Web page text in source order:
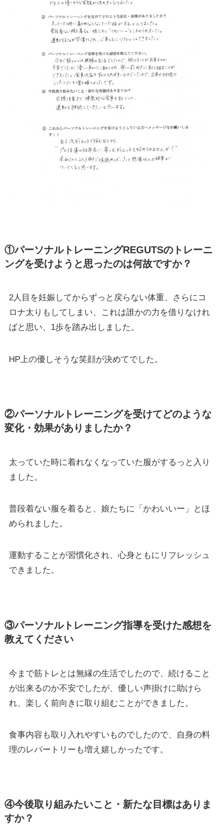
①パーソナルトレーニングREGUTSのトレーニ
ングを受けようと思ったのは何故ですか？
2人目を妊娠してからずっと戻らない体重、さらにコ
ロナ太りもしてしまい、これは誰かの力を借りなけれ
ばと思い、1歩を踏み出しました。
HP上の優しそうな笑顔が決めてでした。
②パーソナルトレーニングを受けてどのような
変化・効果がありましたか？
太っていた時に着れなくなっていた服がするっと入り
ました。
普段着ない服を着ると、娘たちに「かわいいー」とほ
められました。
運動することが習慣化され、心身ともにリフレッシュ
できました。
③パーソナルトレーニング指導を受けた感想を
教えてください
今まで筋トレとは無縁の生活でしたので、続けること
が出来るのか不安でしたが、優しい声掛けに助けら
れ、楽しく前向きに取り組むことができました。
食事内容も取り入れやすいものでしたので、自身の料
理のレパートリーも増え嬉しかったです。
④今後取り組みたいこと・新たな目標はありま
すか？